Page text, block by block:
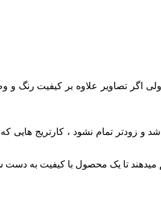
اگر تصاویر علاوه بر کیفیت رنگ و
تمام نشود ، کارتریج هایی که
تا یک محصول با کیفیت به دست